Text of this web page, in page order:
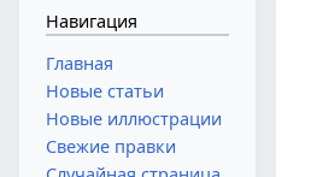
Навигация
Главная
Новые статьи
Новые иллюстрации
Свежие правки